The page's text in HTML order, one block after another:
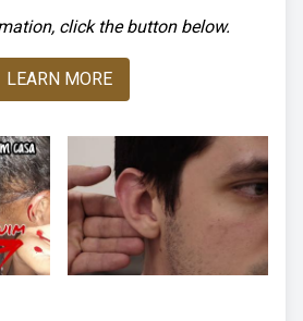
click the button below.
LEARN MORE